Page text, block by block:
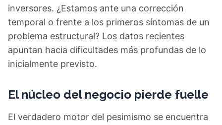
inversores. ¿Estamos ante una corrección
temporal o frente a los primeros síntomas de un
problema estructural? Los datos recientes
apuntan hacia dificultades más profundas de lo
inicialmente previsto.
El núcleo del negocio pierde fuelle
El verdadero motor del pesimismo se encuentra